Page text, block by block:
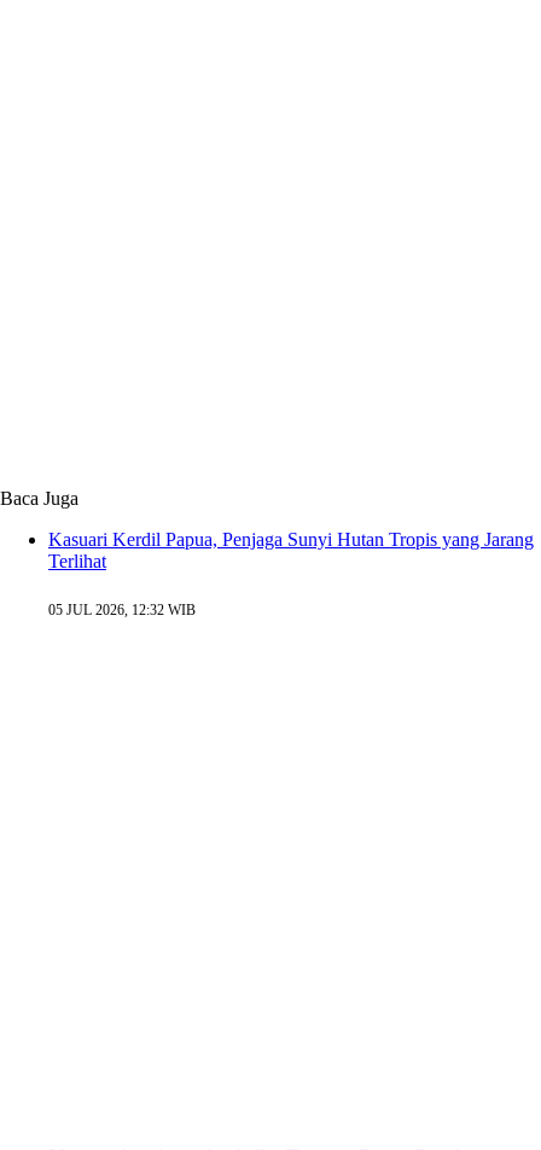
Baca Juga
Kasuari Kerdil Papua, Penjaga Sunyi Hutan Tropis yang Jarang
Terlihat
05 JUL 2026, 12:32 WIB